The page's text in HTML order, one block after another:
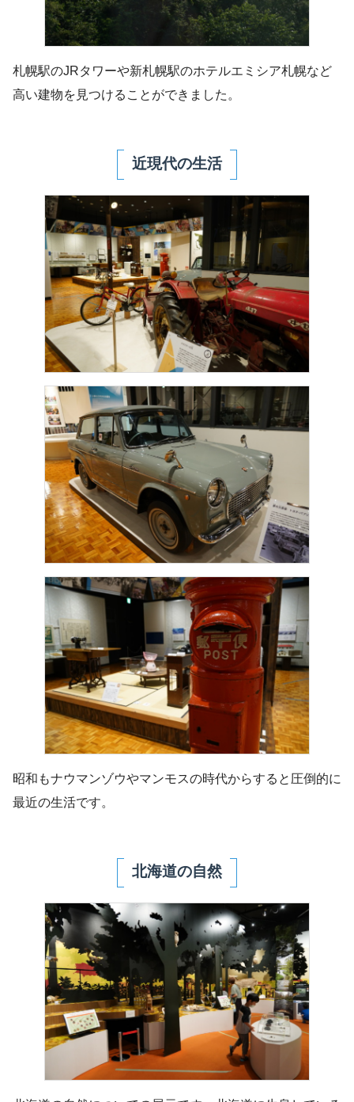
札幌駅のJRタワーや新札幌駅のホテルエミシア札幌など
高い建物を見つけることができました。
近現代の生活
昭和もナウマンゾウやマンモスの時代からすると圧倒的に
最近の生活です。
北海道の自然